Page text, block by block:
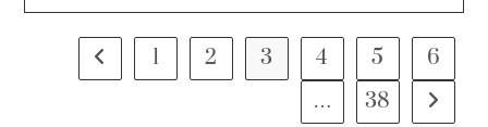
1 2 3 4 5
6
…
38